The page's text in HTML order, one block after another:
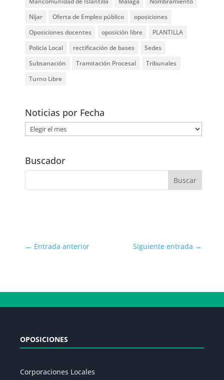
Níjar
Oferta de Empleo público
oposiciones
Oposiciones docentes
oposición libre
PLANTILLA
Policía Local
rectificación de bases
Sedes
Subsanación
Tramitación Procesal
Tribunales
Turno Libre
Noticias por Fecha
Noticias
por
Buscador
← Entrada anterior Siguiente entrada →
OPOSICIONES
Corporaciones Locales